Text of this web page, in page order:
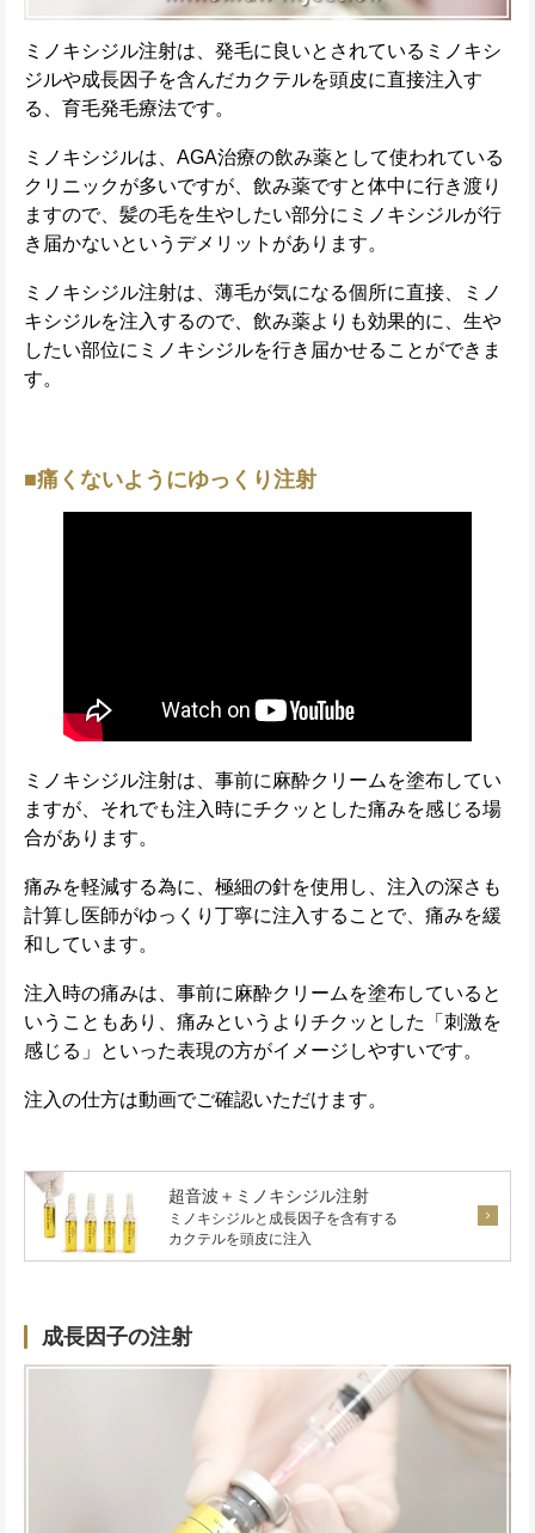
ミノキシジル注射は、発毛に良いとされているミノキシ
ジルや成長因子を含んだカクテルを頭皮に直接注入す
る、育毛発毛療法です。
ミノキシジルは、AGA治療の飲み薬として使われている
クリニックが多いですが、飲み薬ですと体中に行き渡り
ますので、髪の毛を生やしたい部分にミノキシジルが行
き届かないというデメリットがあります。
ミノキシジル注射は、薄毛が気になる個所に直接、ミノ
キシジルを注入するので、飲み薬よりも効果的に、生や
したい部位にミノキシジルを行き届かせることができま
す。
■痛くないようにゆっくり注射
ミノキシジル注射は、事前に麻酔クリームを塗布してい
ますが、それでも注入時にチクッとした痛みを感じる場
合があります。
痛みを軽減する為に、極細の針を使用し、注入の深さも
計算し医師がゆっくり丁寧に注入することで、痛みを緩
和しています。
注入時の痛みは、事前に麻酔クリームを塗布していると
いうこともあり、痛みというよりチクッとした「刺激を
感じる」といった表現の方がイメージしやすいです。
注入の仕方は動画でご確認いただけます。
超音波＋ミノキシジル注射
ミノキシジルと成長因子を含有する
カクテルを頭皮に注入
成長因子の注射